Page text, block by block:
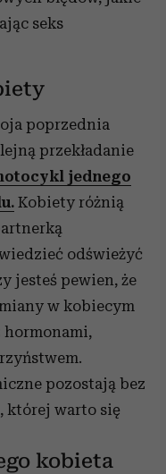
seks
poprzednia
przekładanie
jednego
Kobiety różnią
odświeżyć
jesteś pewien, że
w kobiecym
hormonami,
pozostają bez
której warto się
kobieta